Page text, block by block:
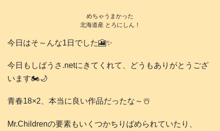
めちゃうまかった
北海道産 とろにしん！
今日はそ～んな1日でした🎦✨
今日もしばうさ.netにきてくれて、どうもありがとうござ
います🏍️🌙
青春18×2、本当に良い作品だったな～☃️
Mr.Childrenの要素もいくつかちりばめられていたり、